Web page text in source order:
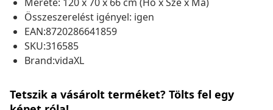
Összeszerelést igényel: igen
EAN:8720286641859
SKU:316585
Brand:vidaXL
Tetszik a vásárolt terméket? Tölts fel egy